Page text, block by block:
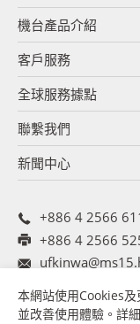
機台產品介紹
客戶服務
全球服務據點
聯繫我們
新聞中心
+886 4 2566
+886 4 2566
本網站使用Cookies
並改善使用體驗。詳